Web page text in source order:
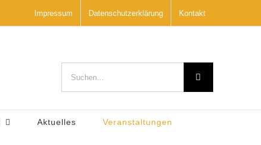
Impressum Datenschutzerklärung Kontakt
nach:
Aktuelles Veranstaltungen